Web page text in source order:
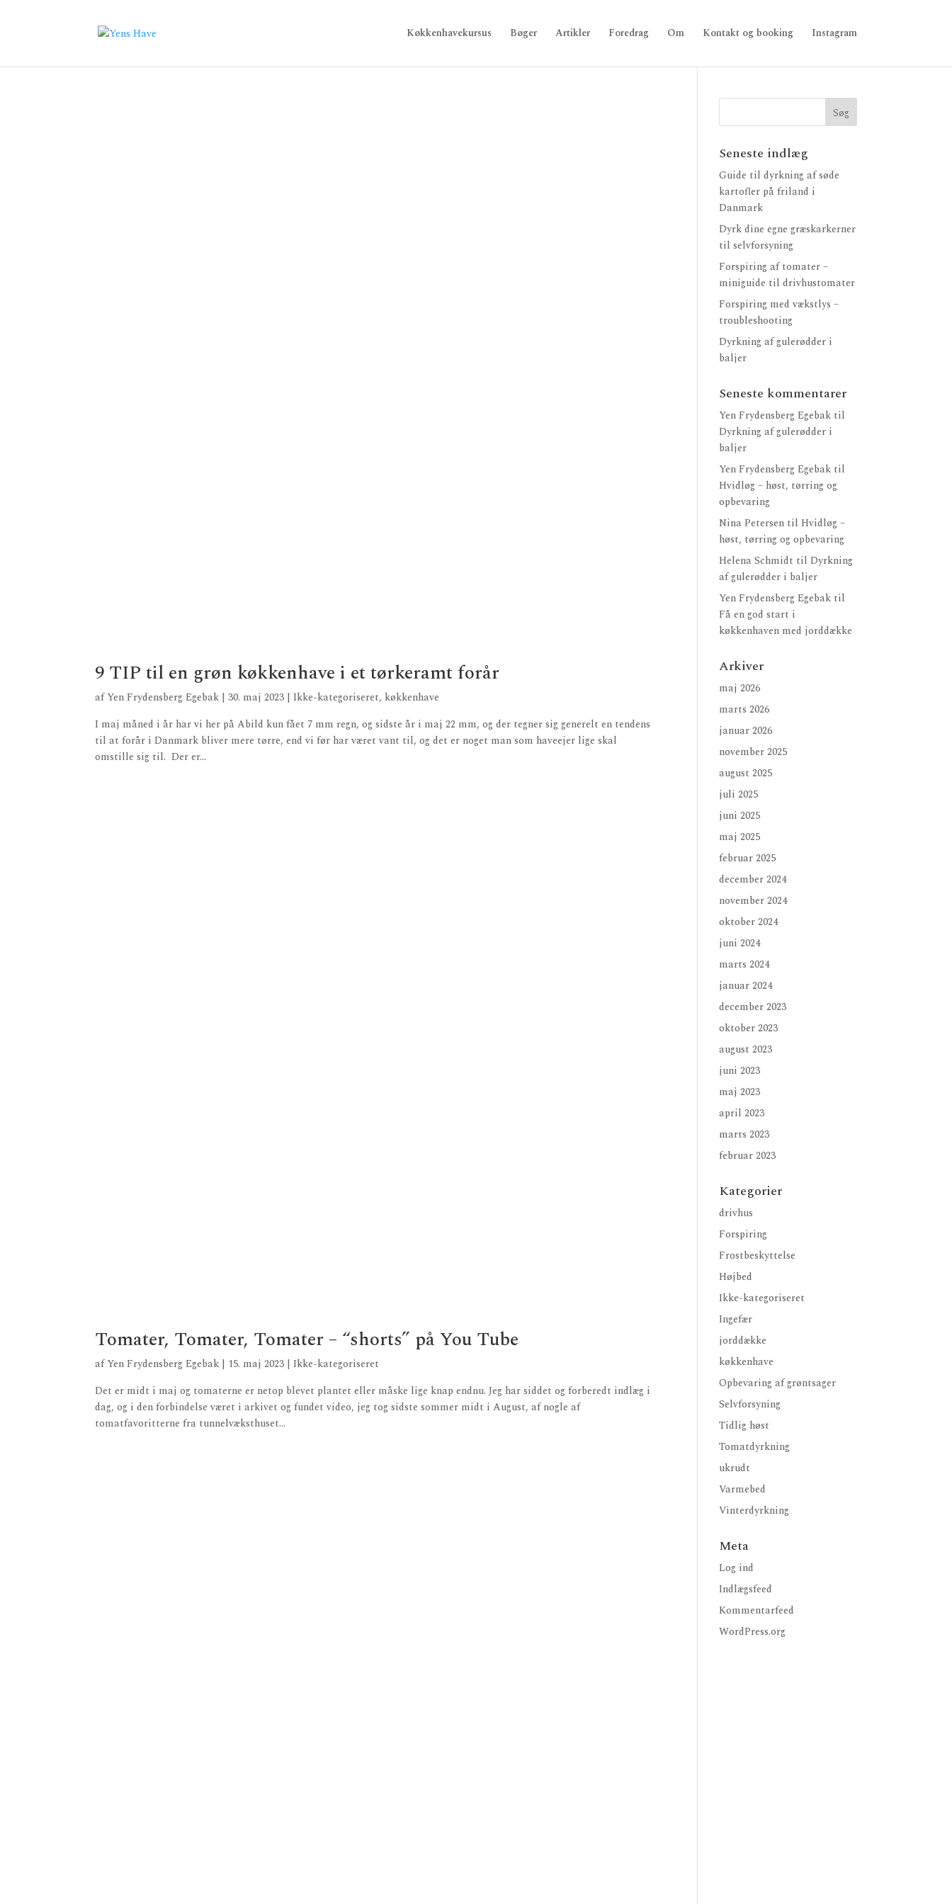
Køkkenhavekursus Bøger Artikler Foredrag Om Kontakt og booking Instagram
9 TIP til en grøn køkkenhave i et tørkeramt forår
afYen Frydensberg Egebak |30. maj 2023 |Ikke-kategoriseret, køkkenhave
I maj måned i år har vi her på Abild kun fået 7 mm regn, og sidste år i maj 22 mm, og der tegner sig generelt en tendens
til at forår i Danmark bliver mere tørre, end vi før har været vant til, og det er noget man som haveejer lige skal
omstille sig til. Der er...
Tomater, Tomater, Tomater – “shorts” på You Tube
afYen Frydensberg Egebak | 15. maj 2023 |Ikke-kategoriseret
Det er midt i maj og tomaterne er netop blevet plantet eller måske lige knap endnu. Jeg har siddet og forberedt indlæg i
dag, og i den forbindelse været i arkivet og fundet video, jeg tog sidste sommer midt i August, af nogle af
tomatfavoritterne fra tunnelvæksthuset...
Seneste indlæg
Guide til dyrkning af søde
kartofler på friland i
Danmark
Dyrk dine egne græskarkerner
til selvforsyning
Forspiring af tomater –
miniguide til drivhustomater
Forspiring med vækstlys –
troubleshooting
Dyrkning af gulerødder i
baljer
Seneste kommentarer
Yen Frydensberg Egebak til
Dyrkning af gulerødder i
baljer
Yen Frydensberg Egebak til
Hvidløg – høst, tørring og
opbevaring
Nina Petersen tilHvidløg –
høst, tørring og opbevaring
Helena Schmidt til Dyrkning
af gulerødder i baljer
Yen Frydensberg Egebak til
Få en god start i
køkkenhaven med jorddække
Arkiver
maj 2026
marts 2026
januar 2026
november 2025
august 2025
juli 2025
juni 2025
maj 2025
februar 2025
december 2024
november 2024
oktober 2024
juni 2024
marts 2024
januar 2024
december 2023
oktober 2023
august 2023
juni 2023
maj 2023
april 2023
marts 2023
februar 2023
Kategorier
drivhus
Forspiring
Frostbeskyttelse
Højbed
Ikke-kategoriseret
Ingefær
jorddække
køkkenhave
Opbevaring af grøntsager
Selvforsyning
Tidlig høst
Tomatdyrkning
ukrudt
Varmebed
Vinterdyrkning
Meta
Log ind
Indlægsfeed
Kommentarfeed
WordPress.org